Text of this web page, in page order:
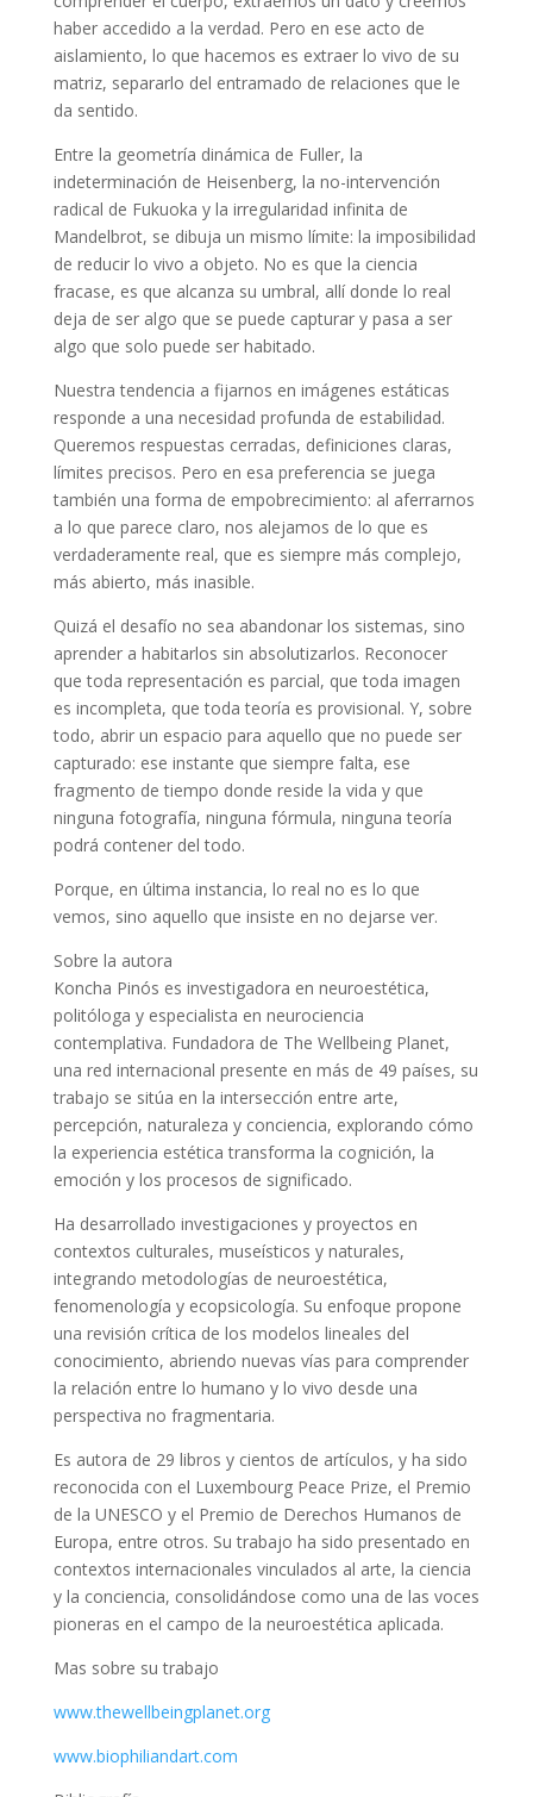
haber accedido a la verdad. Pero en ese acto de
aislamiento, lo que hacemos es extraer lo vivo de su
matriz, separarlo del entramado de relaciones que le
da sentido.
Entre la geometría dinámica de Fuller, la
indeterminación de Heisenberg, la no-intervención
radical de Fukuoka y la irregularidad infinita de
Mandelbrot, se dibuja un mismo límite: la imposibilidad
de reducir lo vivo a objeto. No es que la ciencia
fracase, es que alcanza su umbral, allí donde lo real
deja de ser algo que se puede capturar y pasa a ser
algo que solo puede ser habitado.
Nuestra tendencia a fijarnos en imágenes estáticas
responde a una necesidad profunda de estabilidad.
Queremos respuestas cerradas, definiciones claras,
límites precisos. Pero en esa preferencia se juega
también una forma de empobrecimiento: al aferrarnos
a lo que parece claro, nos alejamos de lo que es
verdaderamente real, que es siempre más complejo,
más abierto, más inasible.
Quizá el desafío no sea abandonar los sistemas, sino
aprender a habitarlos sin absolutizarlos. Reconocer
que toda representación es parcial, que toda imagen
es incompleta, que toda teoría es provisional. Y, sobre
todo, abrir un espacio para aquello que no puede ser
capturado: ese instante que siempre falta, ese
fragmento de tiempo donde reside la vida y que
ninguna fotografía, ninguna fórmula, ninguna teoría
podrá contener del todo.
Porque, en última instancia, lo real no es lo que
vemos, sino aquello que insiste en no dejarse ver.
Sobre la autora
Koncha Pinós es investigadora en neuroestética,
politóloga y especialista en neurociencia
contemplativa. Fundadora de The Wellbeing Planet,
una red internacional presente en más de 49 países, su
trabajo se sitúa en la intersección entre arte,
percepción, naturaleza y conciencia, explorando cómo
la experiencia estética transforma la cognición, la
emoción y los procesos de significado.
Ha desarrollado investigaciones y proyectos en
contextos culturales, museísticos y naturales,
integrando metodologías de neuroestética,
fenomenología y ecopsicología. Su enfoque propone
una revisión crítica de los modelos lineales del
conocimiento, abriendo nuevas vías para comprender
la relación entre lo humano y lo vivo desde una
perspectiva no fragmentaria.
Es autora de 29 libros y cientos de artículos, y ha sido
reconocida con el Luxembourg Peace Prize, el Premio
de la UNESCO y el Premio de Derechos Humanos de
Europa, entre otros. Su trabajo ha sido presentado en
contextos internacionales vinculados al arte, la ciencia
y la conciencia, consolidándose como una de las voces
pioneras en el campo de la neuroestética aplicada.
Mas sobre su trabajo
www.thewellbeingplanet.org
www.biophiliandart.com